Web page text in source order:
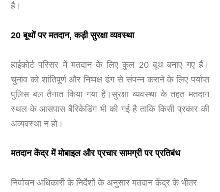
है।
20 बूथों पर मतदान, कड़ी सुरक्षा व्यवस्था
हाईकोर्ट परिसर में मतदान के लिए कुल 20 बूथ बनाए गए हैं।
चुनाव को शांतिपूर्ण और निष्पक्ष ढंग से संपन्न कराने के लिए पर्याप्त
पुलिस बल तैनात किया गया है।सुरक्षा व्यवस्था के तहत मतदान
स्थल के आसपास बैरिकेडिंग भी की गई है ताकि किसी प्रकार की
अव्यवस्था न हो।
मतदान केंद्र में मोबाइल और प्रचार सामग्री पर प्रतिबंध
निर्वाचन अधिकारी के निर्देशों के अनुसार मतदान केंद्र के भीतर